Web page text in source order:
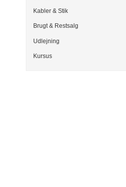
Kabler & Stik
Brugt & Restsalg
Udlejning
Kursus